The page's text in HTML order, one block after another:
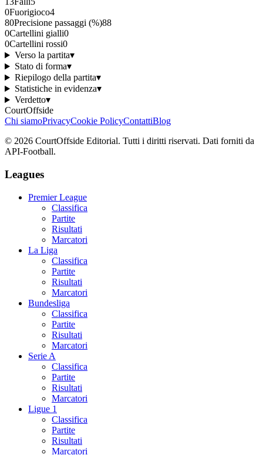
0Fuorigioco4
80Precisione passaggi (%)88
0Cartellini gialli0
0Cartellini rossi0
Verso la partita▾
Stato di forma▾
Riepilogo della partita▾
Statistiche in evidenza▾
Verdetto▾
CourtOffside
Chi siamoPrivacyCookie PolicyContattiBlog
© 2026 CourtOffside Editorial. Tutti i diritti riservati. Dati forniti da
API-Football.
Leagues
Premier League
Classifica
Partite
Risultati
Marcatori
La Liga
Classifica
Partite
Risultati
Marcatori
Bundesliga
Classifica
Partite
Risultati
Marcatori
Serie A
Classifica
Partite
Risultati
Marcatori
Ligue 1
Classifica
Partite
Risultati
Marcatori